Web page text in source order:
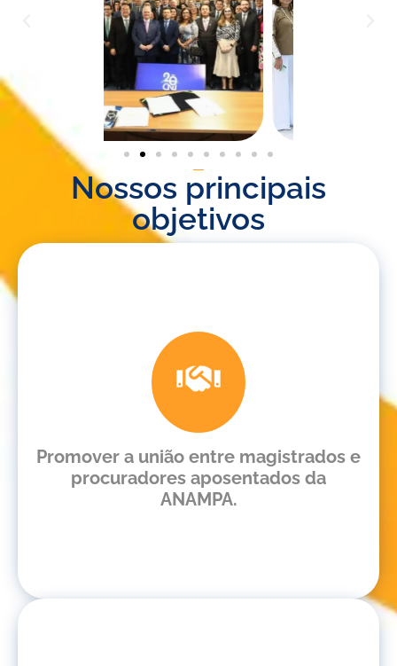
Nossos principais
objetivos
Promover a união entre magistrados e
procuradores aposentados da
ANAMPA.